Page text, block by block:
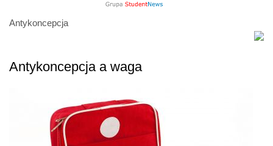
Antykoncepcja
Antykoncepcja a waga